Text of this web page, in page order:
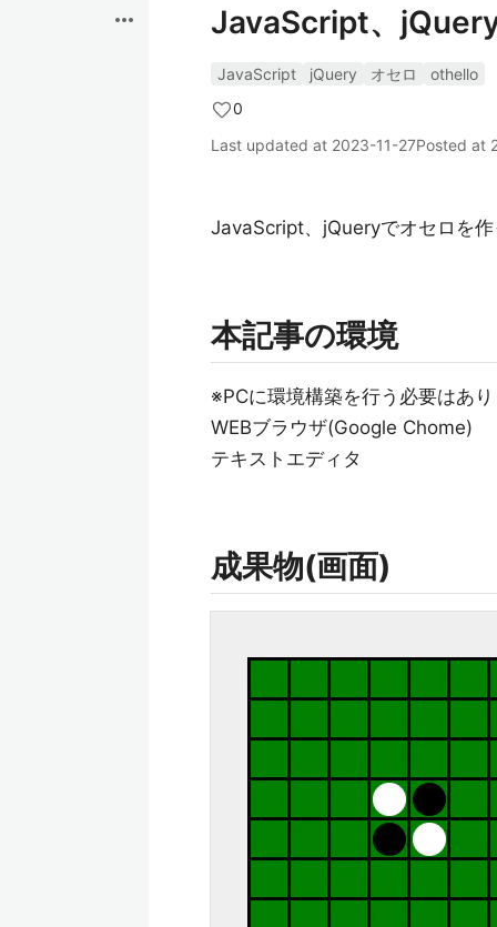
more_horiz JavaScript、
JavaScript jQuery オセロ
othello
0
Last updated at 2023-11-27Posted at
JavaScript、jQueryでオセロを
本記事の環境
※PCに環境構築を行う必要はあ
WEBブラウザ(Google Chome)
テキストエディタ
成果物(画面)